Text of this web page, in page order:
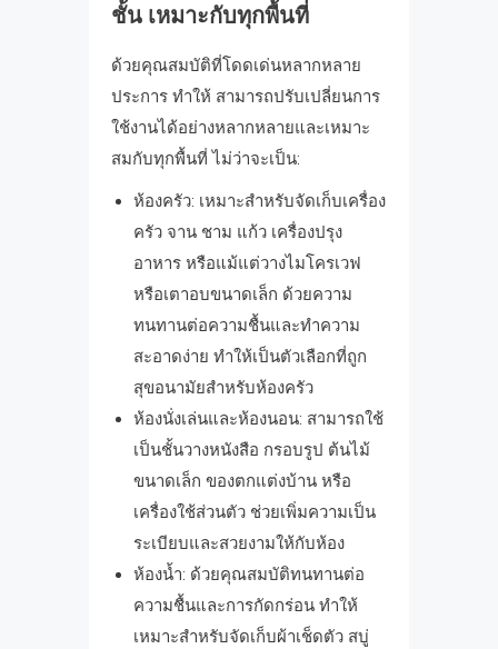
ชั้น เหมาะกับทุกพื้นที่
ด้วยคุณสมบัติที่โดดเด่นหลากหลาย
ประการ ทำให้ สามารถปรับเปลี่ยนการ
ใช้งานได้อย่างหลากหลายและเหมาะ
สมกับทุกพื้นที่ ไม่ว่าจะเป็น:
ห้องครัว: เหมาะสำหรับจัดเก็บเครื่อง
ครัว จาน ชาม แก้ว เครื่องปรุง
อาหาร หรือแม้แต่วางไมโครเวฟ
หรือเตาอบขนาดเล็ก ด้วยความ
ทนทานต่อความชื้นและทำความ
สะอาดง่าย ทำให้เป็นตัวเลือกที่ถูก
สุขอนามัยสำหรับห้องครัว
ห้องนั่งเล่นและห้องนอน: สามารถใช้
เป็นชั้นวางหนังสือ กรอบรูป ต้นไม้
ขนาดเล็ก ของตกแต่งบ้าน หรือ
เครื่องใช้ส่วนตัว ช่วยเพิ่มความเป็น
ระเบียบและสวยงามให้กับห้อง
ห้องน้ำ: ด้วยคุณสมบัติทนทานต่อ
ความชื้นและการกัดกร่อน ทำให้
เหมาะสำหรับจัดเก็บผ้าเช็ดตัว สบู่